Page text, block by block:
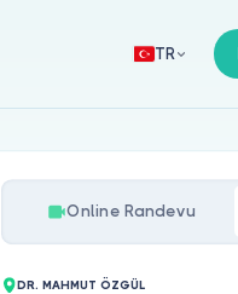
TR
Online Randevu
DR. MAHMUT ÖZGÜL